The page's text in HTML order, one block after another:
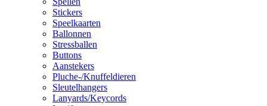
Stickers
Speelkaarten
Ballonnen
Stressballen
Buttons
Aanstekers
Pluche-/Knuffeldieren
Sleutelhangers
Lanyards/Keycords